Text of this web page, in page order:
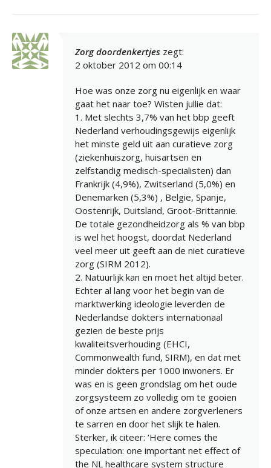
Zorg doordenkertjes zegt:
2 oktober 2012 om 00:14
Hoe was onze zorg nu eigenlijk en waar
gaat het naar toe? Wisten jullie dat:
1. Met slechts 3,7% van het bbp geeft
Nederland verhoudingsgewijs eigenlijk
het minste geld uit aan curatieve zorg
(ziekenhuiszorg, huisartsen en
zelfstandig medisch-specialisten) dan
Frankrijk (4,9%), Zwitserland (5,0%) en
Denemarken (5,3%) , Belgie, Spanje,
Oostenrijk, Duitsland, Groot-Brittannie.
De totale gezondheidzorg als % van bbp
is wel het hoogst, doordat Nederland
veel meer uit geeft aan de niet curatieve
zorg (SIRM 2012).
2. Natuurlijk kan en moet het altijd beter.
Echter al lang voor het begin van de
marktwerking ideologie leverden de
Nederlandse dokters internationaal
gezien de beste prijs
kwaliteitsverhouding (EHCI,
Commonwealth fund, SIRM), en dat met
minder dokters per 1000 inwoners. Er
was en is geen grondslag om het oude
zorgsysteem zo volledig om te gooien
of onze artsen en andere zorgverleners
te sarren en door het slijk te halen.
Sterker, ik citeer: ‘Here comes the
speculation: one important net effect of
the NL healthcare system structure